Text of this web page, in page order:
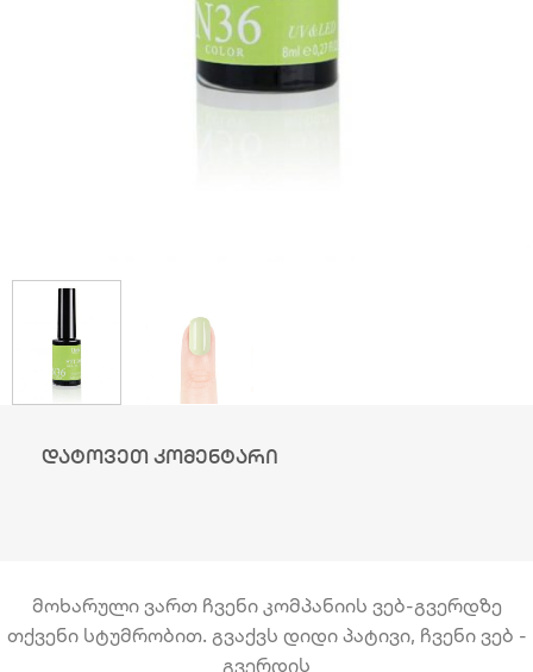
დატოვეთ კომენტარი
მოხარული ვართ ჩვენი კომპანიის ვებ-გვერდზე
თქვენი სტუმრობით. გვაქვს დიდი პატივი, ჩვენი ვებ -
გვერდის